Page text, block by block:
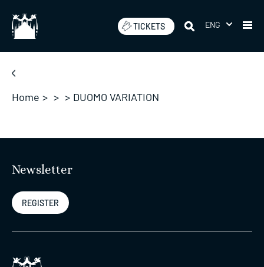
content
TICKETS ENG
Home > > > DUOMO VARIATION
Newsletter
REGISTER